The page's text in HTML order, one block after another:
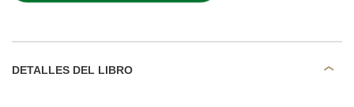
DETALLES DEL LIBRO